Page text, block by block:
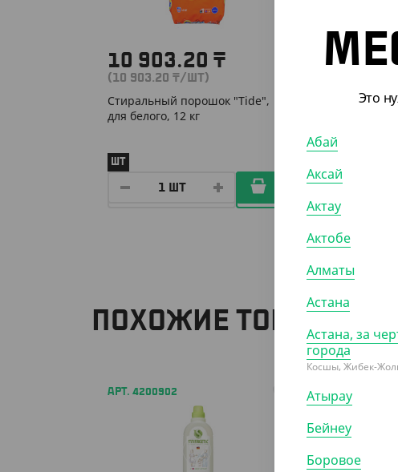
10 903.20 ₸
(10 903.20 ₸/ШТ)
Стиральный порошок "Tide",
для белого, 12 кг
ШТ
ПОХОЖИЕ ТОВАРЫ
АРТ. 4200902 АРТ. 42009
Это
Абай
Аксай
Актау
Актобе
Алматы
Астана
Астана, за
города
Косшы, Жибек-
Атырау
Бейнеу
Боровое